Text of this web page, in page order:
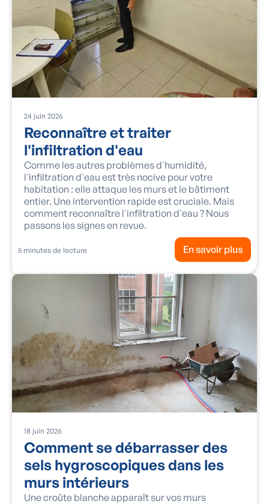
24 juin 2026
Reconnaître et traiter
l'infiltration d'eau
Comme les autres problèmes d'humidité,
l'infiltration d'eau est très nocive pour votre
habitation : elle attaque les murs et le bâtiment
entier. Une intervention rapide est cruciale. Mais
comment reconnaître l'infiltration d'eau ? Nous
passons les signes en revue.
5 minutes de lecture En savoir plus
18 juin 2026
Comment se débarrasser des
sels hygroscopiques dans les
murs intérieurs
Une croûte blanche apparaît sur vos murs